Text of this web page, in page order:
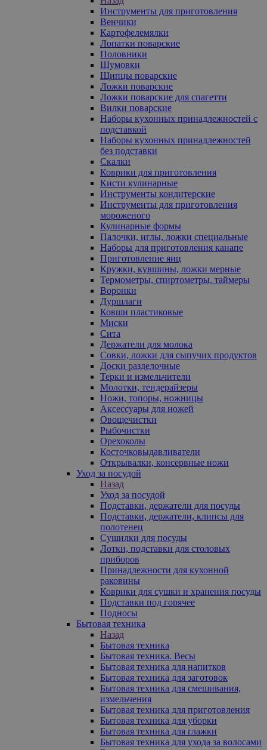
Инструменты для приготовления
Венчики
Картофелемялки
Лопатки поварские
Половники
Шумовки
Щипцы поварские
Ложки поварские
Ложки поварские для спагетти
Вилки поварские
Наборы кухонных принадлежностей с
подставкой
Наборы кухонных принадлежностей
без подставки
Скалки
Коврики для приготовления
Кисти кулинарные
Инструменты кондитерские
Инструменты для приготовления
мороженого
Кулинарные формы
Палочки, иглы, ложки специальные
Наборы для приготовления канапе
Приготовление яиц
Кружки, кувшины, ложки мерные
Термометры, спиртометры, таймеры
Воронки
Дуршлаги
Ковши пластиковые
Миски
Сита
Держатели для молока
Совки, ложки для сыпучих продуктов
Доски разделочные
Терки и измельчители
Молотки, тендерайзеры
Ножи, топоры, ножницы
Аксессуары для ножей
Овощечистки
Рыбочистки
Орехоколы
Косточковыдавливатели
Открывалки, консервные ножи
Уход за посудой
Назад
Уход за посудой
Подставки, держатели для посуды
Подставки, держатели, клипсы для
полотенец
Сушилки для посуды
Лотки, подставки для столовых
приборов
Принадлежности для кухонной
раковины
Коврики для сушки и хранения посуды
Подставки под горячее
Подносы
Бытовая техника
Назад
Бытовая техника
Бытовая техника. Весы
Бытовая техника для напитков
Бытовая техника для заготовок
Бытовая техника для смешивания,
измельчения
Бытовая техника для приготовления
Бытовая техника для уборки
Бытовая техника для глажки
Бытовая техника для ухода за волосами